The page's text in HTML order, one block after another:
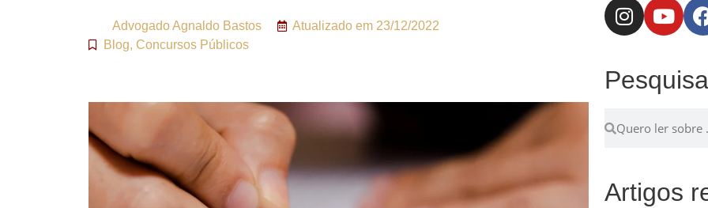
AdvogadoAgnaldo Bastos Atualizado em 23/12/2022
Blog, Concursos Públicos
Artigos